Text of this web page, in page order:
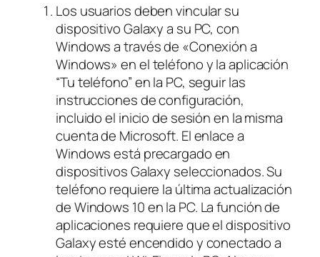
Los usuarios deben vincular su
dispositivo Galaxy a su PC, con
Windows a través de «Conexión a
Windows» en el teléfono y la aplicación
“Tu teléfono” en la PC, seguir las
instrucciones de configuración,
incluido el inicio de sesión en la misma
cuenta de Microsoft. El enlace a
Windows está precargado en
dispositivos Galaxy seleccionados. Su
teléfono requiere la última actualización
de Windows 10 en la PC. La función de
aplicaciones requiere que el dispositivo
Galaxy esté encendido y conectado a